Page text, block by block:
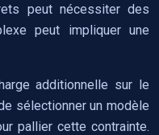
peut nécessiter des
peut impliquer une
additionnelle sur le
sélectionner un modèle
pallier cette contrainte.